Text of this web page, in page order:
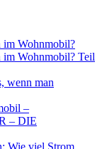
im Wohnmobil?
im Wohnmobil? Teil
wenn man
–
– DIE
Wie viel Strom